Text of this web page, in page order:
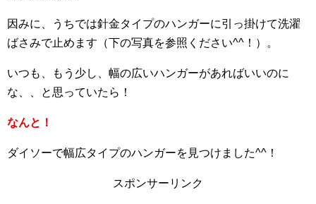
因みに、うちでは針金タイプのハンガーに引っ掛けて洗濯
ばさみで止めます（下の写真を参照ください^^！）。
いつも、もう少し、幅の広いハンガーがあればいいのに
な、、と思っていたら！
なんと！
ダイソーで幅広タイプのハンガーを見つけました^^！
スポンサーリンク